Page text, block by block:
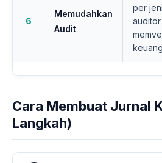
6
Memudahkan
Audit
per
Cara Membuat Jurnal
Langkah)